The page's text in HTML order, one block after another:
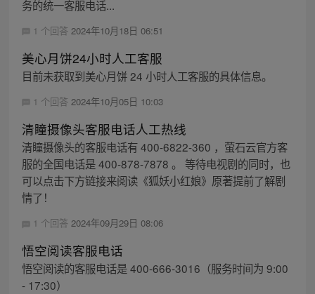
务的统一客服电话...
1 个回答 2024年10月18日 06:51
美心月饼24小时人工客服
目前未获取到美心月饼 24 小时人工客服的具体信息。
1 个回答 2024年10月05日 10:03
清瞳摄像头客服电话人工热线
清瞳摄像头的客服电话有 400-6822-360 ，萤石云官方客
服的全国电话是 400-878-7878 。 等待电视剧的同时，也
可以点击下方链接来阅读《狐妖小红娘》原著提前了解剧
情了！
1 个回答 2024年09月29日 08:06
悟空阅读客服电话
悟空阅读的客服电话是 400-666-3016（服务时间为 9:00
- 17:30）